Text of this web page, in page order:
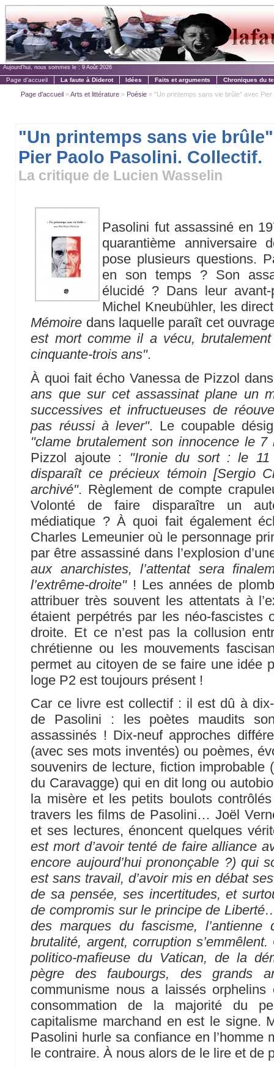
Aujourd'hui, nous sommes le : 9 Août 2026
Page d'accueil La faute à Diderot Idées Faits et arguments Chroniques du
Page d'accueil »Arts et littérature » Poésie » "Un printemps sans vie brûle" avec Pier
"Un printemps sans vie
Pier Paolo Pasolini. Collectif.
La critique de Lucien Wasselin
Pasolini fut assassiné en
quarantième anniversaire
pose plusieurs questions.
en son temps ? Son
élucidé ? Dans leur
Michel Kneubühler, les
Mémoire dans laquelle paraît cet
est mort comme il a vécu,
cinquante-trois ans".
À quoi fait écho Vanessa de Pizzol
ans que sur cet assassinat plane un
successives et infructueuses de
pas réussi à lever". Le coupable
"clame brutalement son innocence le 7
Pizzol ajoute : "Ironie du sort : le
disparaît ce précieux témoin [Sergio
archivé". Règlement de compte
Volonté de faire disparaître un
médiatique ? À quoi fait également
Charles Lemeunier où le personnage
par être assassiné dans l’explosion
aux anarchistes, l’attentat sera
l’extrême-droite"! Les années de
attribuer très souvent les attentats à
étaient perpétrés par les néo-fascistes
droite. Et ce n’est pas la collusion
chrétienne ou les mouvements
permet au citoyen de se faire une idée
loge P2 est toujours présent !
Car ce livre est collectif : il est dû à
de Pasolini : les poètes maudits
assassinés ! Dix-neuf approches
(avec ses mots inventés) ou poèmes,
souvenirs de lecture, fiction improbable
du Caravagge) qui en dit long ou
la misère et les petits boulots
travers les films de Pasolini… Joël
et ses lectures, énoncent quelques
est mort d’avoir tenté de faire alliance
encore aujourd’hui prononçable ?) qui
est sans travail, d’avoir mis en débat
de sa pensée, ses incertitudes, et
de compromis sur le principe de
des marques du fascisme,
brutalité, argent, corruption
politico-mafieuse du Vatican, de la
pègre des faubourgs, des grands
communisme nous a laissés
consommation de la majorité du
capitalisme marchand en est le signe.
Pasolini hurle sa confiance en l’homme
le contraire. À nous alors de le lire et de